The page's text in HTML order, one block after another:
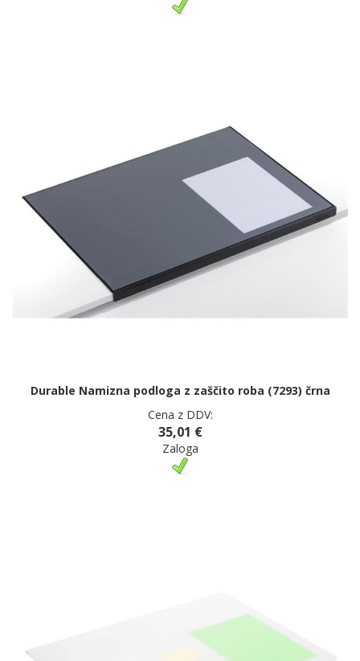
Durable Namizna podloga z zaščito roba (7293) črna
Cena z DDV:
35,01 €
Zaloga